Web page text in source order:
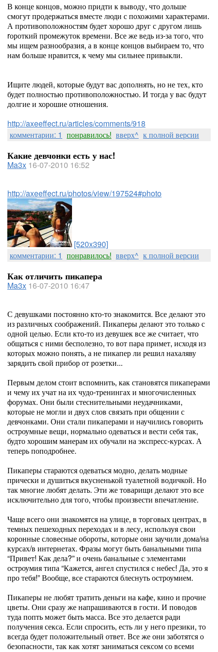
В конце концов, можно придти к выводу, что дольше
смогут продержаться вместе люди с похожими характерами.
А противоположностям будет хорошо друг с другом лишь
rороткий промежуток времени. Все же ведь из-за того, что
мы ищем разнообразия, а в конце концов выбираем то, что
нам больше нравится, к чему мы сильнее привыкли.
Ищите людей, которые будут вас дополнять, но не тех, кто
будет полностью противоположностью. И тогда у вас будут
долгие и хорошие отношения.
http://axeeffect.ru/articles/comments/918
комментарии: 1 понравилось! вверх^ к полной версии
Какие девчонки есть у нас!
Ma3x 16-07-2010 16:52
http://axeeffect.ru/photos/view/197524#photo
[520x390]
комментарии: 1 понравилось! вверх^ к полной версии
Как отличить пикапера
Ma3x 16-07-2010 16:47
С девушками постоянно кто-то знакомится. Все делают это
из различных соображений. Пикаперы делают это только с
одной целью. Если кто-то из девушек все же считает, что
общаться с ними бесполезно, то вот пара примет, исходя из
которых можно понять, а не пикапер ли решил нахаляву
зарядить свой прибор от розетки...
Первым делом стоит вспомнить, как становятся пикаперами
и чему их учат на их чудо-тренингах и многочисленных
форумах. Они были стеснительными неудачниками,
которые не могли и двух слов связать при общении с
девчонками. Они стали пикаперами и научились говорить
остроумные вещи, нормально одеваться и вести себя так,
будто хорошим манерам их обучали на экспресс-курсах. А
теперь поподробнее.
Пикаперы стараются одеваться модно, делать модные
прически и душиться вкусненькой туалетной водичкой. Но
так многие любят делать. Эти же товарищи делают это все
исключительно для того, чтобы произвести впечатление.
Чаще всего они знакомятся на улице, в торговых центрах, в
темных пешеходных переходах и в лесу, используя свои
коронные словесные обороты, которые они заучили дома/на
курсах/в интернетах. Фразы могут быть банальными типа
“Привет! Как дела?” и очень банальные с элементами
остроумия типа “Кажется, ангел спустился с небес! Да, это я
про тебя!” Вообще, все стараются блеснуть остроумием.
Пикаперы не любят тратить деньги на кафе, кино и прочие
цветы. Они сразу же напрашиваются в гости. И поводов
туда попть может быть масса. Все это делается ради
получения секса. Если спросить, есть ли у него презики, то
всегда будет положительный ответ. Все же они заботятся о
безопасности, так как хотят заниматься сексом со всеми